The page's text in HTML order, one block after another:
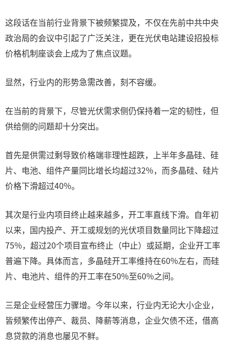
这段话在当前行业背景下被频繁提及，不仅在先前中共中央
政治局的会议中引起了广泛关注，更在光伏电站建设招投标
价格机制座谈会上成为了焦点议题。
显然，行业内的形势急需改善，刻不容缓。
在当前的背景下，尽管光伏需求侧仍保持着一定的韧性，但
供给侧的问题却十分突出。
首先是供需过剩导致价格端非理性超跌，上半年多晶硅、硅
片、电池、组件产量同比增长均超过32%，而多晶硅、硅片
价格下滑超过40%。
其次是行业内项目终止越来越多，开工率直线下滑。自年初
以来，国内投产、开工或规划的光伏项目数量同比下降超过
75%，超过20个项目宣布终止（中止）或延期，企业开工率
普遍下降。具体而言，多晶硅开工率维持在60%左右，而硅
片、电池片、组件的开工率在50%至60%之间。
三是企业经营压力骤增。今年以来，行业内无论大小企业，
皆频繁传出停产、裁员、降薪等消息，企业欠债不还，借高
息贷款的消息也屡见不鲜。